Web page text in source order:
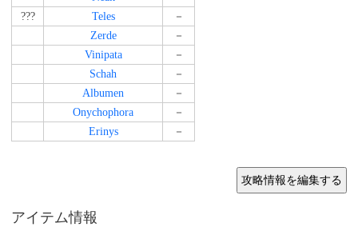
???
Teles
－
Zerde
－
Vinipata
－
Schah
－
Albumen
－
Onychophora
－
Erinys
－
アイテム情報